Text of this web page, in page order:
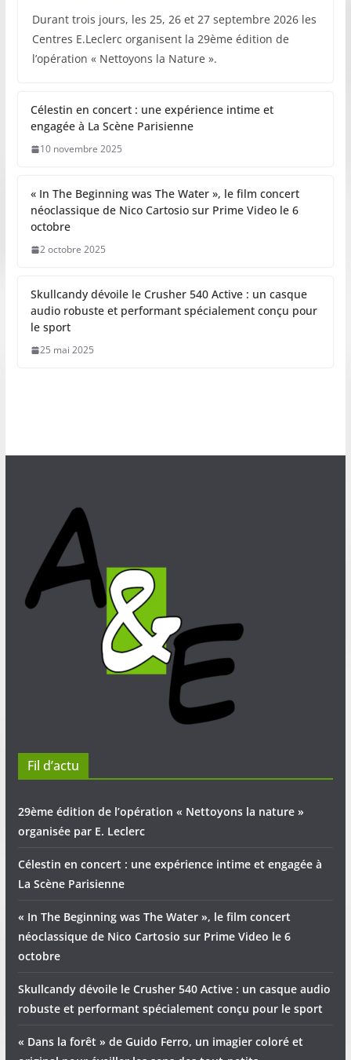
Durant trois jours, les 25, 26 et 27 septembre 2026 les
Centres E.Leclerc organisent la 29ème édition de
l’opération « Nettoyons la Nature ».
Célestin en concert : une expérience intime et
engagée à La Scène Parisienne
10 novembre 2025
« In The Beginning was The Water », le film concert
néoclassique de Nico Cartosio sur Prime Video le 6
octobre
2 octobre 2025
Skullcandy dévoile le Crusher 540 Active : un casque
audio robuste et performant spécialement conçu pour
le sport
25 mai 2025
Fil d’actu
29ème édition de l’opération « Nettoyons la nature »
organisée par E. Leclerc
Célestin en concert : une expérience intime et engagée à
La Scène Parisienne
« In The Beginning was The Water », le film concert
néoclassique de Nico Cartosio sur Prime Video le 6
octobre
Skullcandy dévoile le Crusher 540 Active : un casque audio
robuste et performant spécialement conçu pour le sport
« Dans la forêt » de Guido Ferro, un imagier coloré et